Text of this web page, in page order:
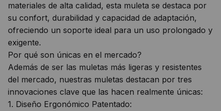
materiales de alta calidad, esta muleta se destaca por
su confort, durabilidad y capacidad de adaptación,
ofreciendo un soporte ideal para un uso prolongado y
exigente.
Por qué son únicas en el mercado?
Además de ser las muletas más ligeras y resistentes
del mercado, nuestras muletas destacan por tres
innovaciones clave que las hacen realmente únicas:
1. Diseño Ergonómico Patentado: